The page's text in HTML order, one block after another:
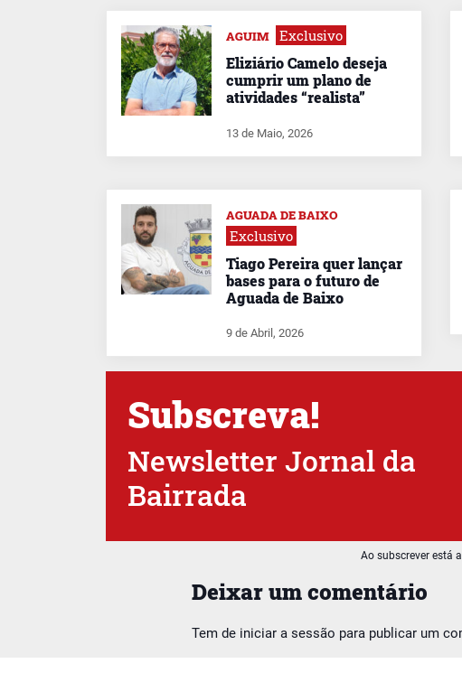
Deixar um comentário
Tem de iniciar a sessão para publicar um
AGUIM Exclusivo
Eliziário Camelo deseja
cumprir um plano de
atividades “realista”
13 de Maio, 2026
AGUADA DE BAIXO
Exclusivo
Tiago Pereira quer lançar
bases para o futuro de
Aguada de Baixo
9 de Abril, 2026
Subscreva!
Newsletter Jornal da
Bairrada
Ao subscrever está